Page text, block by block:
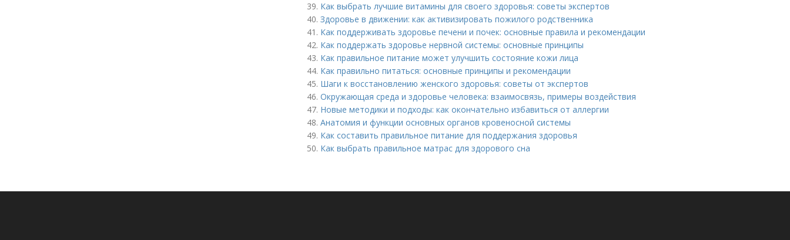
39. Как выбрать лучшие витамины для своего здоровья: советы экспертов
40. Здоровье в движении: как активизировать пожилого родственника
41. Как поддерживать здоровье печени и почек: основные правила и рекомендации
42. Как поддержать здоровье нервной системы: основные принципы
43. Как правильное питание может улучшить состояние кожи лица
44. Как правильно питаться: основные принципы и рекомендации
45. Шаги к восстановлению женского здоровья: советы от экспертов
46. Окружающая среда и здоровье человека: взаимосвязь, примеры воздействия
47. Новые методики и подходы: как окончательно избавиться от аллергии
48. Анатомия и функции основных органов кровеносной системы
49. Как составить правильное питание для поддержания здоровья
50. Как выбрать правильное матрас для здорового сна